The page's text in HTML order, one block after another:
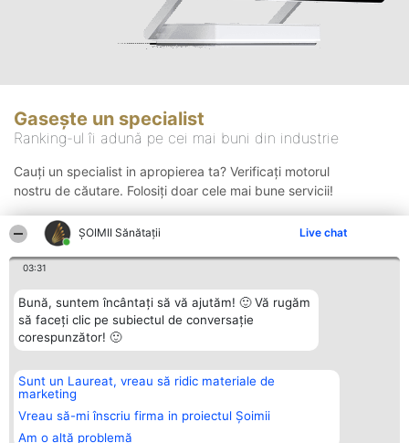
ŞOIMII Sănătații Live chat
03:31
Bună, suntem încântați să vă ajutăm! 🙂 Vă rugăm
să faceți clic pe subiectul de conversație
corespunzător! 🙂
Sunt un Laureat, vreau să ridic materiale de
marketing
Vreau să-mi înscriu firma in proiectul Șoimii
Am o altă problemă
Gasește un specialist
Ranking-ul îi adună pe cei mai buni din industrie
Cauți un specialist in apropierea ta? Verificați motorul
nostru de căutare. Folosiți doar cele mai bune servicii!
Organizator Ranking
BRIGHT SOLUTIONS BR SRL
Aleea Timisul De Sus 2 Bl. A30
Sc. A Et. 4 Ap. 13 Cod 061952
București
Plebiscyt
Lista Tuturor
Laureaților
Contact